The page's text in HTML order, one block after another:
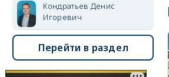
Кондратьев Денис
Игоревич
Перейти в раздел